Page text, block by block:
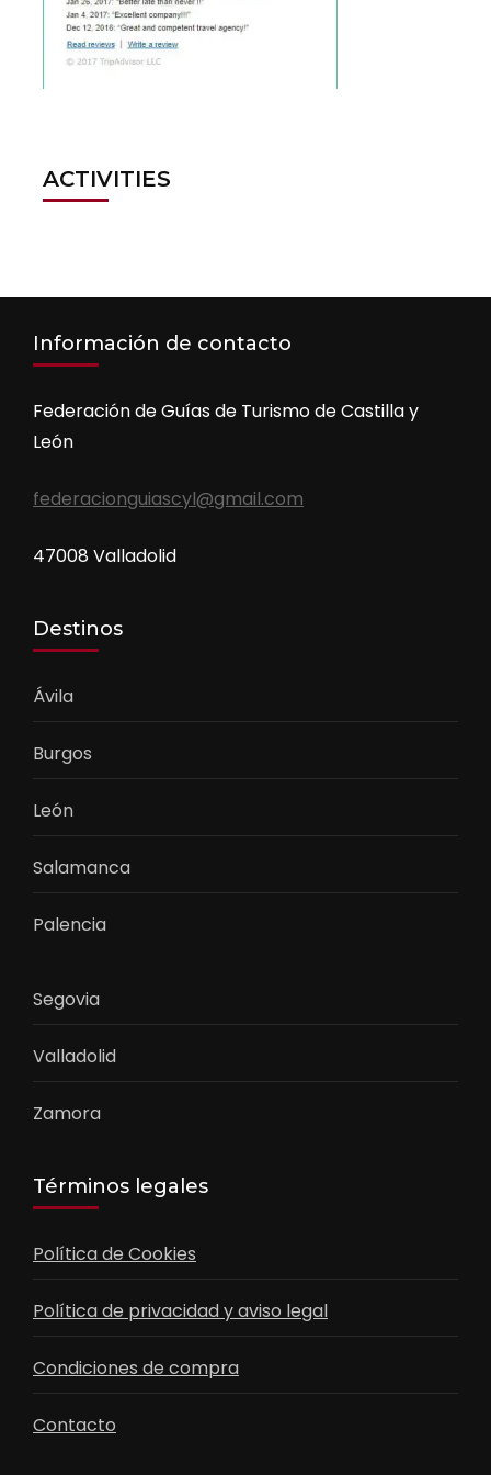
ACTIVITIES
Información de contacto
Federación de Guías de Turismo de Castilla y
León
federacionguiascyl@gmail.com
47008 Valladolid
Destinos
Ávila
Burgos
León
Salamanca
Palencia
Segovia
Valladolid
Zamora
Términos legales
Política de Cookies
Política de privacidad y aviso legal
Condiciones de compra
Contacto